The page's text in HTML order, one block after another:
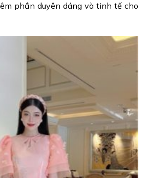
phần duyên dáng và tinh tế cho